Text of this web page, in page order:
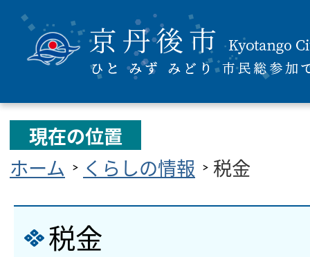
現在の位置
ホーム
くらしの情報 税金
税金